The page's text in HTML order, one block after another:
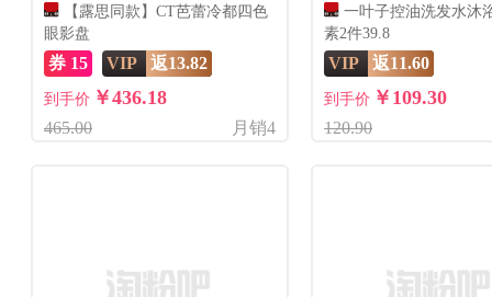
【露思同款】CT芭蕾冷都四色
眼影盘
券 15 VIP 返13.82
到手价 ￥436.18
465.00 月销4
一叶子控油洗发水沐
素2件39.8
VIP 返11.60
到手价 ￥109.30
120.90